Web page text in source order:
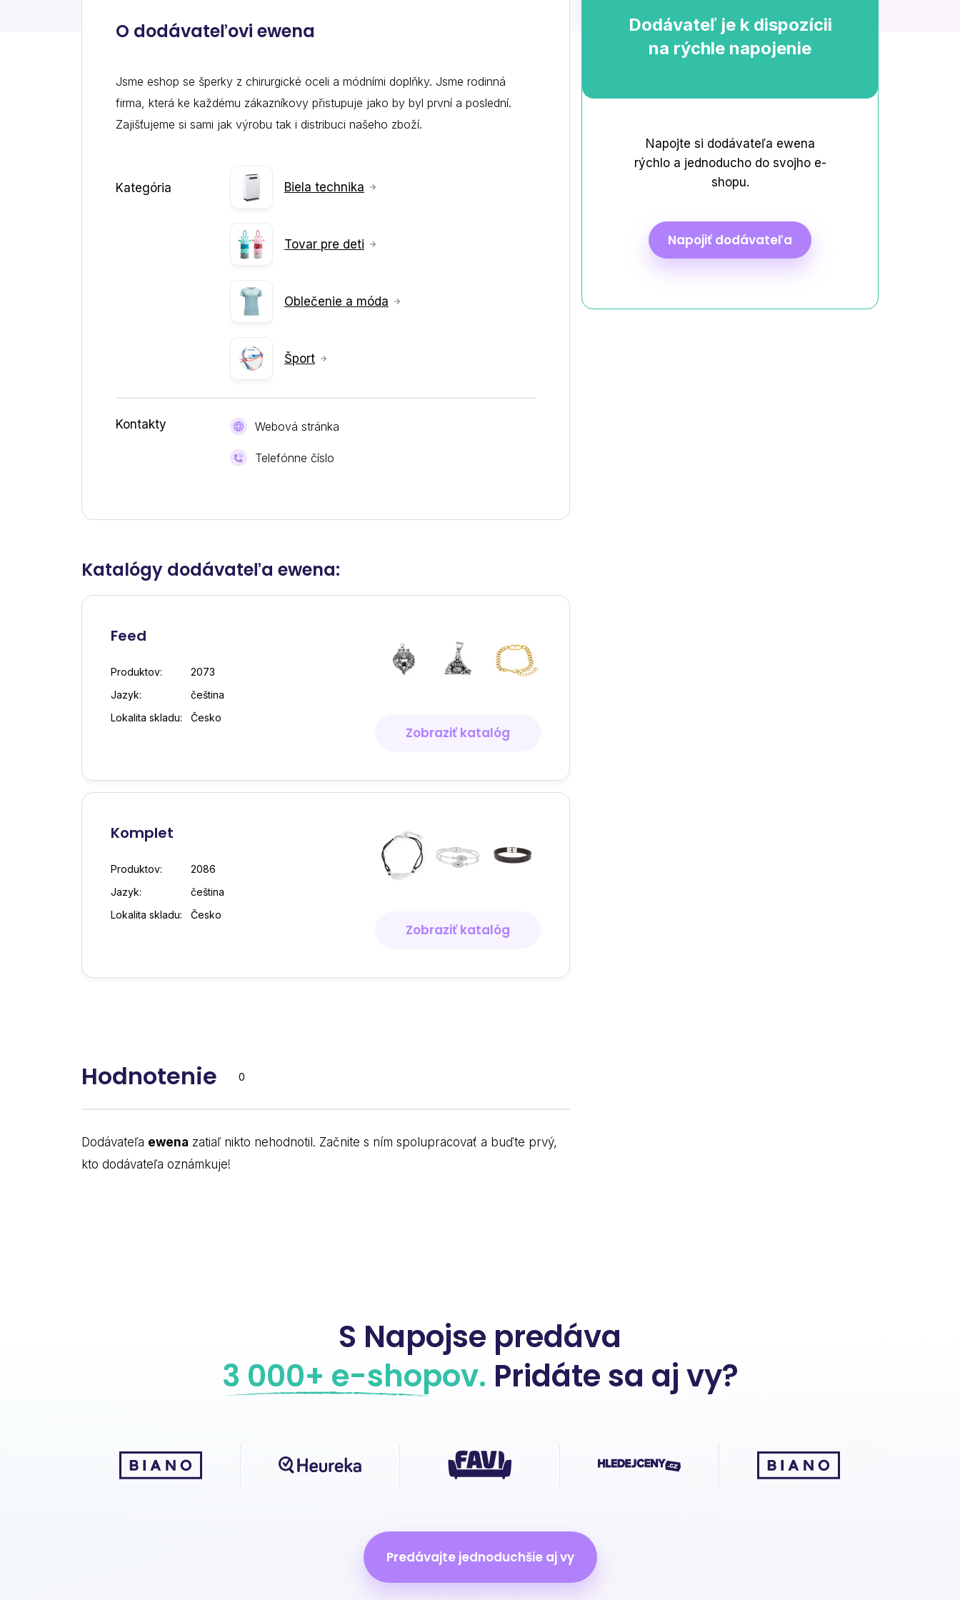
Dropshipperi
Dodávatelia
predávajú cez Napojse Business Point.
Odporučte nástroj, ktorý e-shopári milujú, a
Uľahčite si prechod k Napojse. Radi vám so
všetkým pomôžeme
bonusovým kreditem navíc.
O dodávateľovi ewena
Jsme eshop se šperky z chirurgické oceli a módními doplňky. Jsme rodinná
firma, která ke každému zákazníkovy přistupuje jako by byl první a poslední.
Zajišťujeme si sami jak výrobu tak i distribuci našeho zboží.
Kategória Biela technika
Tovar pre deti
Oblečenie a móda
Šport
Kontakty Webová stránka
Telefónne číslo
Katalógy dodávateľa ewena:
Feed
Produktov:
2073
Jazyk:
čeština
Lokalita skladu:
Česko
Zobraziť katalóg
Komplet
Produktov:
2086
Jazyk:
čeština
Lokalita skladu:
Česko
Zobraziť katalóg
Hodnotenie 0
Dodávateľa ewena zatiaľ nikto nehodnotil. Začnite s ním spolupracovať a buďte prvý,
kto dodávateľa oznámkuje!
Dodávateľ je k dispozícii
na rýchle napojenie
Napojte si dodávateľa ewena
rýchlo a jednoducho do svojho e-
shopu.
Napojiť dodávateľa
S Napojse predáva
3 000+ e-shopov. Pridáte sa aj vy?
Predávajte jednoduchšie aj vy